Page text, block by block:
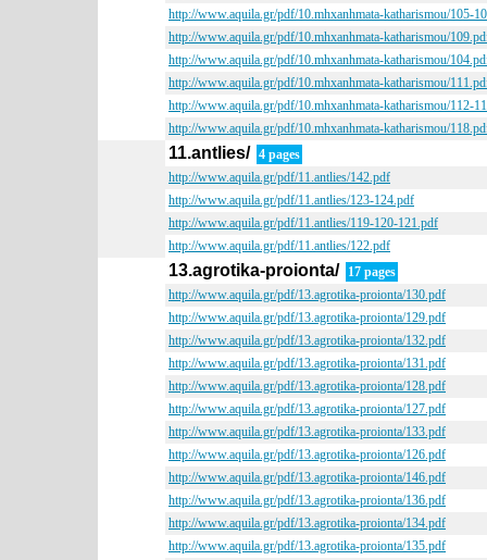
http://www.aquila.gr/pdf/10.mhxanhmata-katharismou/105-
http://www.aquila.gr/pdf/10.mhxanhmata-katharismou/
http://www.aquila.gr/pdf/10.mhxanhmata-katharismou/
http://www.aquila.gr/pdf/10.mhxanhmata-katharismou/
http://www.aquila.gr/pdf/10.mhxanhmata-katharismou/112-
http://www.aquila.gr/pdf/10.mhxanhmata-katharismou/
11.antlies/ 4 pages
http://www.aquila.gr/pdf/11.antlies/142.pdf
http://www.aquila.gr/pdf/11.antlies/123-124.pdf
http://www.aquila.gr/pdf/11.antlies/119-120-121.pdf
http://www.aquila.gr/pdf/11.antlies/122.pdf
13.agrotika-proionta/ 17 pages
http://www.aquila.gr/pdf/13.agrotika-proionta/130.pdf
http://www.aquila.gr/pdf/13.agrotika-proionta/129.pdf
http://www.aquila.gr/pdf/13.agrotika-proionta/132.pdf
http://www.aquila.gr/pdf/13.agrotika-proionta/131.pdf
http://www.aquila.gr/pdf/13.agrotika-proionta/128.pdf
http://www.aquila.gr/pdf/13.agrotika-proionta/127.pdf
http://www.aquila.gr/pdf/13.agrotika-proionta/133.pdf
http://www.aquila.gr/pdf/13.agrotika-proionta/126.pdf
http://www.aquila.gr/pdf/13.agrotika-proionta/146.pdf
http://www.aquila.gr/pdf/13.agrotika-proionta/136.pdf
http://www.aquila.gr/pdf/13.agrotika-proionta/134.pdf
http://www.aquila.gr/pdf/13.agrotika-proionta/135.pdf